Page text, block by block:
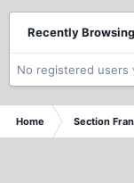
Recently
No registered users
Home Section